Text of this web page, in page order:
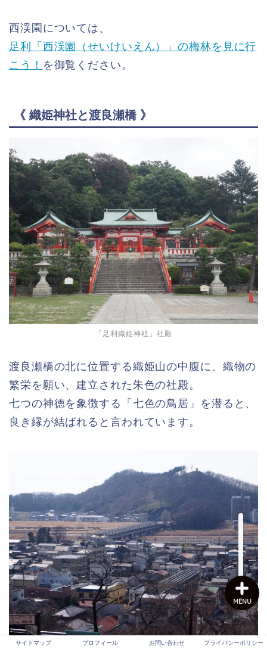
西渓園については、
足利「西渓園（せいけいえん）」の梅林を見に行
こう！ を御覧ください。
《 織姫神社と渡良瀬橋 》
「足利織姫神社」社殿
渡良瀬橋の北に位置する織姫山の中腹に、織物の
繁栄を願い、建立された朱色の社殿。
七つの神徳を象徴する「七色の鳥居」を潜ると、
良き縁が結ばれると言われています。
サイトマップ プロフィール お問い合わせ プライバシーポリシー
MENU
プロフィール
お問い合わせ
プライバシーポリシー